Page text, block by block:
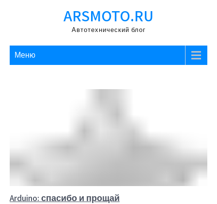
ARSMOTO.RU
Автотехнический блог
Меню
Arduino: спасибо и прощай